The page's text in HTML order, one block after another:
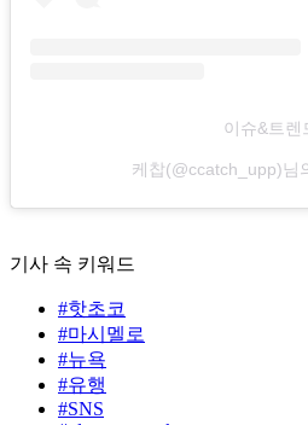
이슈&트렌
케찹(@ccatch_upp)님
기사 속 키워드
#핫초코
#마시멜로
#뉴욕
#유행
#SNS